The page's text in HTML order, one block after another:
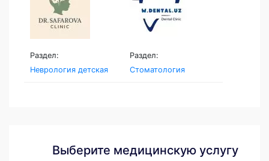
Раздел:
Неврология детская
Раздел:
Стоматология
Выберите медицинскую услугу